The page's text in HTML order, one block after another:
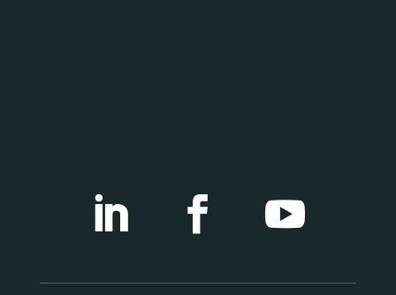
  